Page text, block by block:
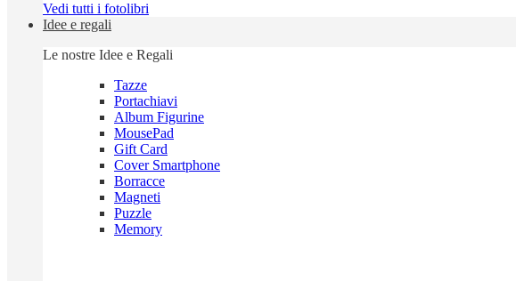
Vedi tutti i fotolibri
Idee e regali
Le nostre Idee e Regali
Tazze
Portachiavi
Album Figurine
MousePad
Gift Card
Cover Smartphone
Borracce
Magneti
Puzzle
Memory